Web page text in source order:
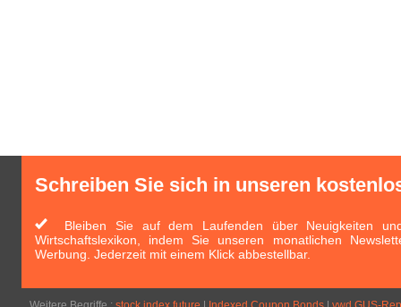
Schreiben Sie sich in unseren
Bleiben Sie auf dem Laufenden über Neuigkeiten
Wirtschaftslexikon, indem Sie unseren monatlichen
Werbung. Jederzeit mit einem Klick abbestellbar.